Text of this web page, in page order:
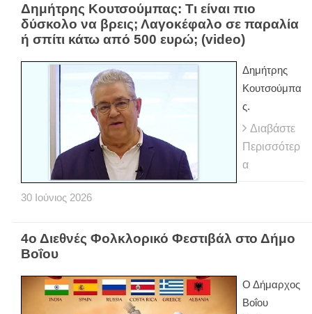
Δημήτρης Κουτσούμπας: Τι είναι πιο
δύσκολο να βρεις; Λαγοκέφαλο σε παραλία
ή σπίτι κάτω από 500 ευρώ; (video)
Δημήτρης
Κουτσούμπα
ς.
Διαβάστε
Περισσότερ
α
30 Ιούνιος 2026
4ο Διεθνές Φολκλορικό Φεστιβάλ στο Δήμο
Βοΐου
Ο Δήμαρχος
Βοΐου